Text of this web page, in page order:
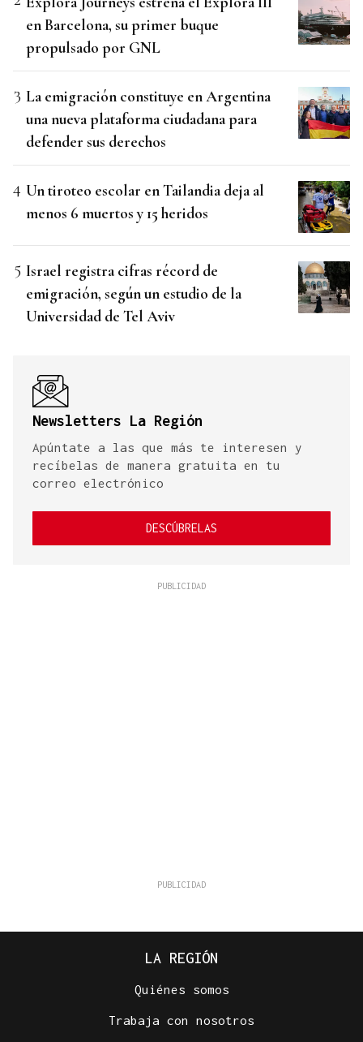
en Barcelona, su primer buque
propulsado por GNL
La emigración constituye en Argentina
una nueva plataforma ciudadana para
defender sus derechos
Un tiroteo escolar en Tailandia deja al
menos 6 muertos y 15 heridos
Israel registra cifras récord de
emigración, según un estudio de la
Universidad de Tel Aviv
Newsletters La Región
Apúntate a las que más te interesen y
recíbelas de manera gratuita en tu
correo electrónico
DESCÚBRELAS
LA REGIÓN
Quiénes somos
Trabaja con nosotros